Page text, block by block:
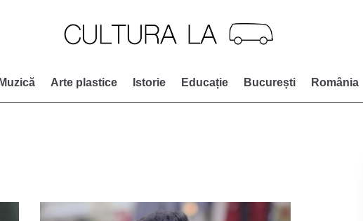
Muzică Arte plastice Istorie Educație București România